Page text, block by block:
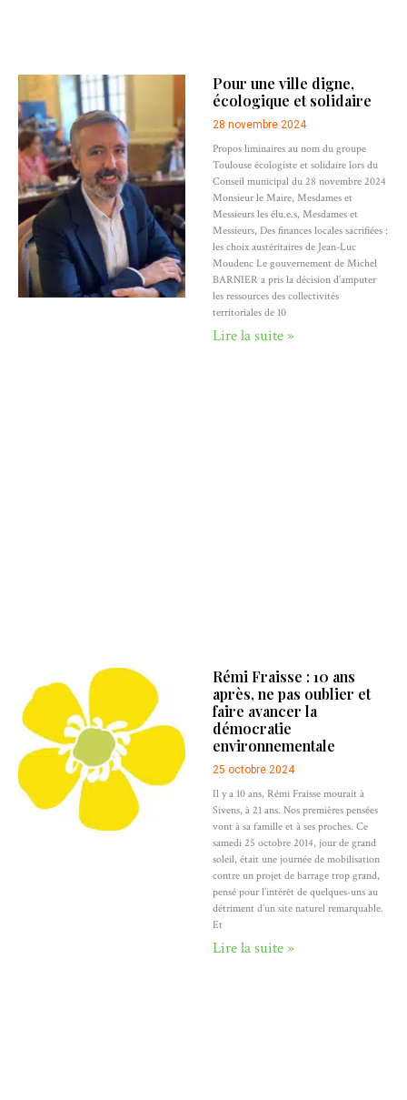
Pour une ville digne,
écologique et solidaire
28 novembre 2024
Propos liminaires au nom du groupe
Toulouse écologiste et solidaire lors du
Conseil municipal du 28 novembre 2024
Monsieur le Maire, Mesdames et
Messieurs les élu.e.s, Mesdames et
Messieurs, Des finances locales sacrifiées :
les choix austéritaires de Jean-Luc
Moudenc Le gouvernement de Michel
BARNIER a pris la décision d’amputer
les ressources des collectivités
territoriales de 10
Lire la suite »
Rémi Fraisse : 10 ans
après, ne pas oublier et
faire avancer la
démocratie
environnementale
25 octobre 2024
Il y a 10 ans, Rémi Fraisse mourait à
Sivens, à 21 ans. Nos premières pensées
vont à sa famille et à ses proches. Ce
samedi 25 octobre 2014, jour de grand
soleil, était une journée de mobilisation
contre un projet de barrage trop grand,
pensé pour l’intérêt de quelques-uns au
détriment d’un site naturel remarquable.
Et
Lire la suite »